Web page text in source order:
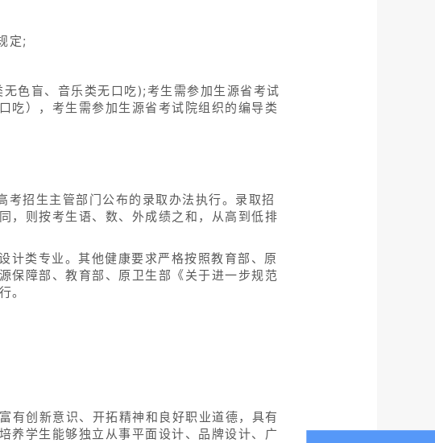
定;
色盲、音乐类无口吃);考生需参加生源省考试
吃），考生需参加生源省考试院组织的编导类
招生主管部门公布的录取办法执行。录取招
，则按考生语、数、外成绩之和，从高到低排
计类专业。其他健康要求严格按照教育部、原
保障部、教育部、原卫生部《关于进一步规范
。
有创新意识、开拓精神和良好职业道德，具有
养学生能够独立从事平面设计、品牌设计、广